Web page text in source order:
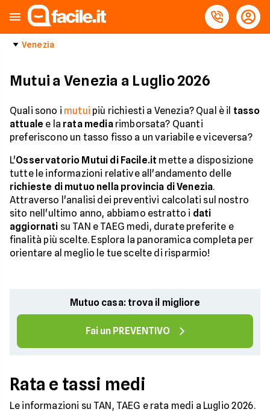
Venezia
Mutui a Venezia a Luglio 2026
Quali sono i mutui più richiesti a Venezia? Qual è il tasso
attuale e la rata mediarimborsata? Quanti
preferiscono un tasso fisso a un variabile e viceversa?
L'Osservatorio Mutui di Facile.it mette a disposizione
tutte le informazioni relative all'andamento delle
richieste di mutuo nella provincia di Venezia.
Attraverso l'analisi dei preventivi calcolati sul nostro
sito nell'ultimo anno, abbiamo estratto i dati
aggiornati su TAN e TAEG medi, durate preferite e
finalità più scelte. Esplora la panoramica completa per
orientare al meglio le tue scelte di risparmio!
Mutuo casa: trova il migliore
Fai un PREVENTIVO
Rata e tassi medi
Le informazioni su TAN, TAEG e rata medi a Luglio 2026.